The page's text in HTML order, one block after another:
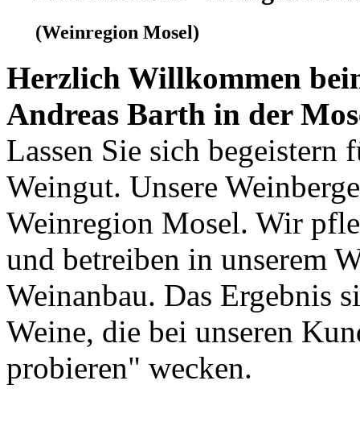
(Weinregion Mosel)
Herzlich Willkommen
Andreas Barth in der
Lassen Sie sich begeistern
Weingut. Unsere
Weinregion Mosel. Wir
und betreiben in unserem
Weinanbau. Das Ergebnis
Weine, die bei unseren
probieren" wecken.